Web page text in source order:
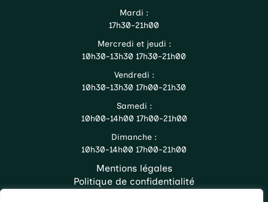
Mardi :
17h30-21h00
Mercredi et jeudi :
10h30-13h30 17h30-21h00
Vendredi :
10h30-13h30 17h00-21h30
Samedi :
10h00-14h00 17h00-21h00
Dimanche :
10h30-14h00 17h00-21h00
Mentions légales
Politique de confidentialité